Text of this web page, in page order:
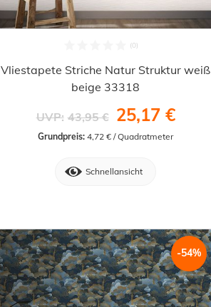
Vliestapete Striche Natur Struktur weiß
beige 33318
UVP: 43,95 € 25,17 €
Grundpreis: 4,72 € / Quadratmeter
Schnellansicht
-54%